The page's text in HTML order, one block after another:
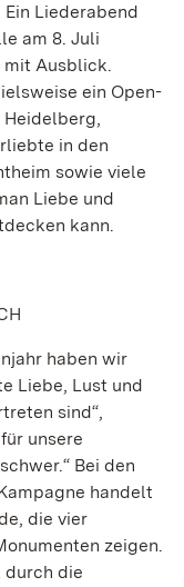
Liederabend
am 8. Juli
mit Ausblick.
ein Open-
in den
sowie viele
Liebe und
kann.
haben wir
Liebe, Lust und
sind“,
unsere
Bei den
handelt
die vier
zeigen.
die